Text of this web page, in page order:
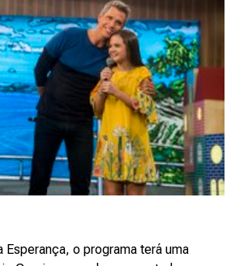
Esperança, o programa terá uma